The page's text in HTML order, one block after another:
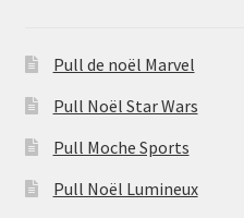
Pull de noël Marvel
Pull Noël Star Wars
Pull Moche Sports
Pull Noël Lumineux